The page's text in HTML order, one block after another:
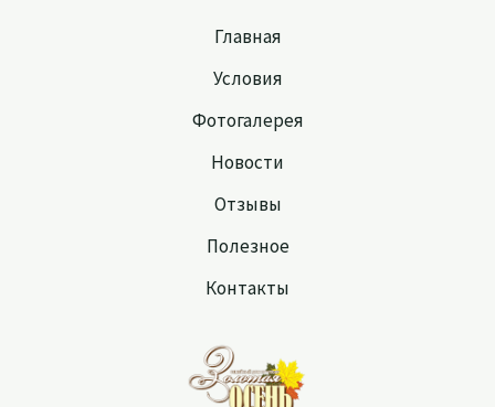
Главная
Условия
Фотогалерея
Новости
Отзывы
Полезное
Контакты